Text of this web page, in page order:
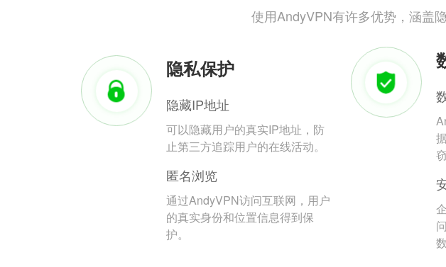
使用AndyVPN有许多优势，涵盖
隐私保护
隐藏IP地址
可以隐藏用户的真实IP地址，防
止第三方追踪用户的在线活动。
匿名浏览
通过AndyVPN访问互联网，用户
的真实身份和位置信息得到保
护。